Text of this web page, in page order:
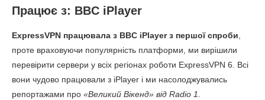
Працює з: BBC iPlayer
ExpressVPN працювала з BBC iPlayer з першої спроби
проте враховуючи популярність платформи, ми вирішили
перевірити сервери у всіх регіонах роботи ExpressVPN 6. Всі
вони чудово працювали з iPlayer і ми насолоджувались
репортажами про «Великий Вікенд» від Radio 1.